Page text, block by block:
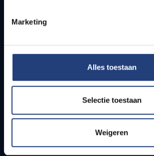
Marketing
Alles toestaan
Selectie toestaan
Weigeren
Students
PhD students
Teachers and secondary schools
Working students